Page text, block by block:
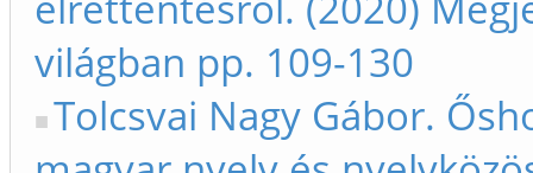
világban pp. 109-130
Tolcsvai Nagy Gábor.